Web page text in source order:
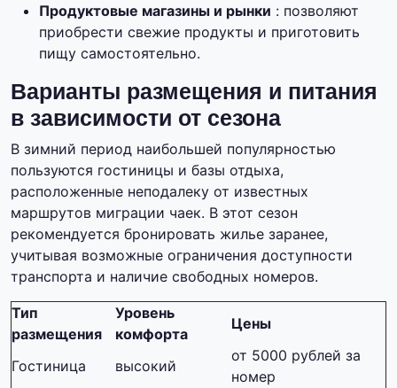
Продуктовые магазины и рынки : позволяют
приобрести свежие продукты и приготовить
пищу самостоятельно.
Варианты размещения и питания
в зависимости от сезона
В зимний период наибольшей популярностью
пользуются гостиницы и базы отдыха,
расположенные неподалеку от известных
маршрутов миграции чаек. В этот сезон
рекомендуется бронировать жилье заранее,
учитывая возможные ограничения доступности
транспорта и наличие свободных номеров.
Тип
размещения
Уровень
комфорта
Цены
Гостиница высокий
от 5000 рублей за
номер